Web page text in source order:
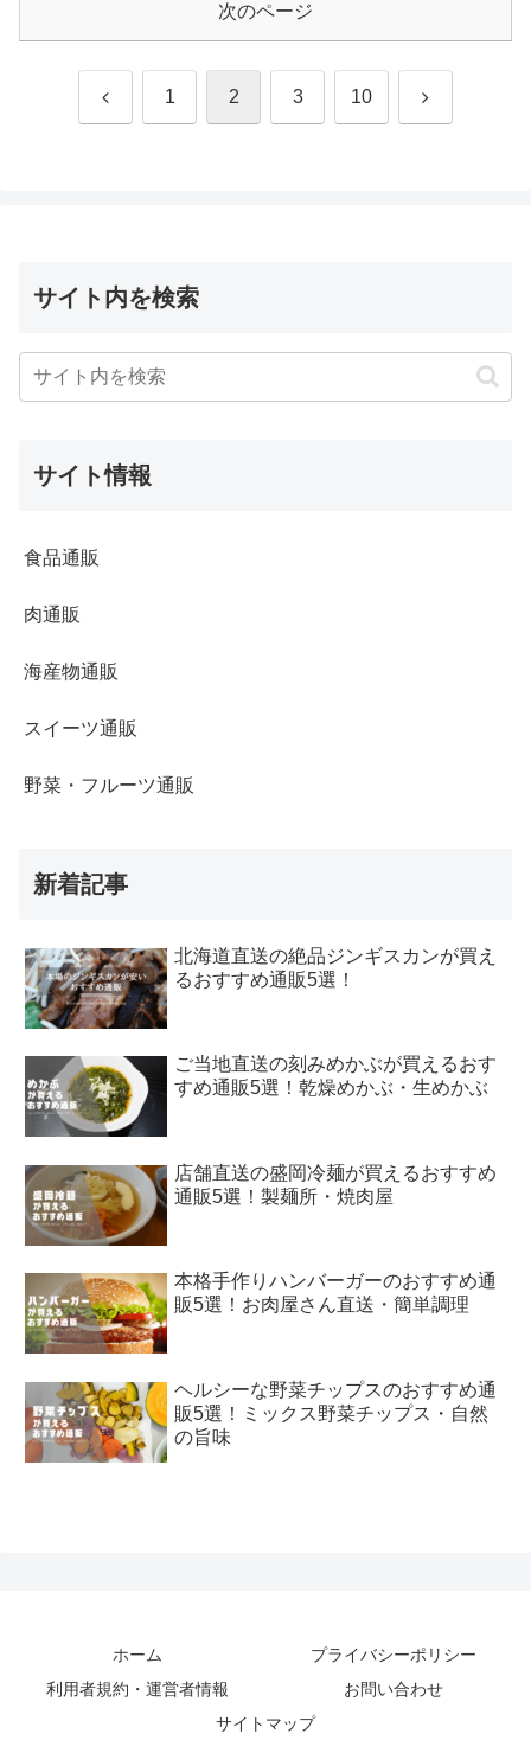
次のページ
前 1 2 3 10 次
サイト内を検索
サイト情報
食品通販
肉通販
海産物通販
スイーツ通販
野菜・フルーツ通販
新着記事
北海道直送の絶品ジンギスカンが買え
るおすすめ通販5選！
ご当地直送の刻みめかぶが買えるおす
すめ通販5選！乾燥めかぶ・生めかぶ
店舗直送の盛岡冷麺が買えるおすすめ
通販5選！製麺所・焼肉屋
本格手作りハンバーガーのおすすめ通
販5選！お肉屋さん直送・簡単調理
ヘルシーな野菜チップスのおすすめ通
販5選！ミックス野菜チップス・自然
の旨味
ホーム
プライバシーポリシー
利用者規約・運営者情報
お問い合わせ
サイトマップ